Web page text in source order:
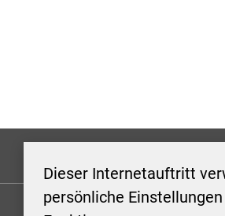
Dieser Internetauftritt
persönliche